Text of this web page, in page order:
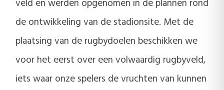
veld en werden opgenomen in de plannen rond
de ontwikkeling van de stadionsite. Met de
plaatsing van de rugbydoelen beschikken we
voor het eerst over een volwaardig rugbyveld,
iets waar onze spelers de vruchten van kunnen